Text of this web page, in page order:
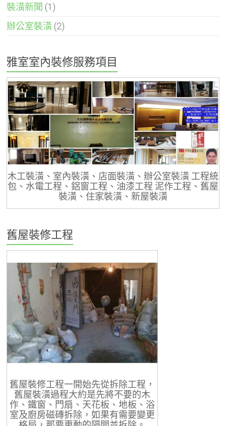
裝潢新聞 (1)
辦公室裝潢 (2)
雅室室內裝修服務項目
木工裝潢、室內裝潢、店面裝潢、辦公室裝潢 工程統
包、水電工程、鋁窗工程、油漆工程 泥作工程、舊屋
裝潢、住家裝潢、新屋裝潢
舊屋裝修工程
舊屋裝修工程一開始先從拆除工程，
舊屋裝潢過程大約是先將不要的木
作、鐵窗、門扇、天花板、地板、浴
室及廚房磁磚拆除，如果有需要變更